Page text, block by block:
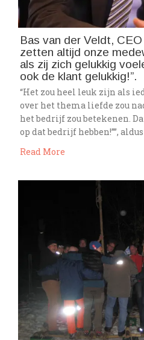
Bas van der Veldt,
zetten altijd onze
als zij zich gelukkig
ook de klant gelukkig!”.
“Het zou heel leuk zijn als
over het thema liefde zou
het bedrijf zou betekenen.
op dat bedrijf hebben!””,
Read More